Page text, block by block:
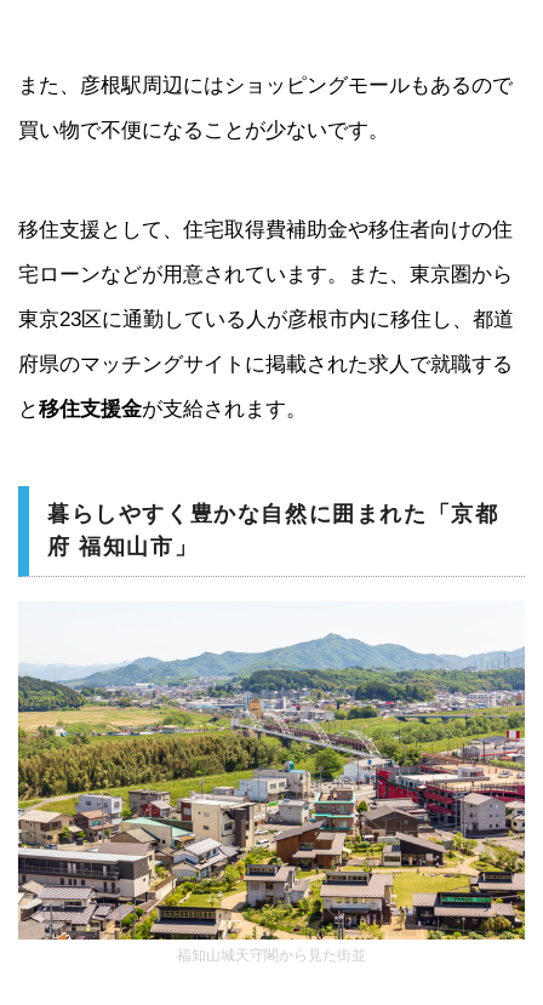
また、彦根駅周辺にはショッピングモールもあるので
買い物で不便になることが少ないです。
移住支援として、住宅取得費補助金や移住者向けの住
宅ローンなどが用意されています。また、東京圏から
東京23区に通勤している人が彦根市内に移住し、都道
府県のマッチングサイトに掲載された求人で就職する
と移住支援金が支給されます。
暮らしやすく豊かな自然に囲まれた「京都
府 福知山市」
福知山城天守閣から見た街並